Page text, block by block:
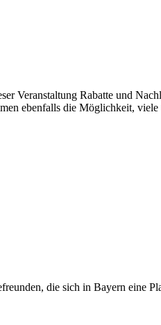
Veranstaltung Rabatte und
ebenfalls die Möglichkeit,
die sich in Bayern eine